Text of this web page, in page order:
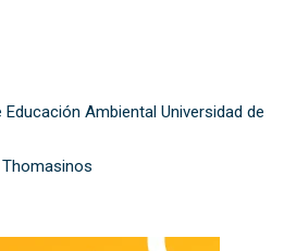
Ambiental Universidad de